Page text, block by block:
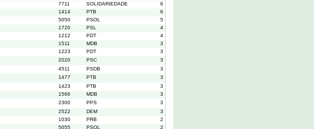
7711 SOLIDARIEDADE
6
1414 PTB
6
5050 PSOL
5
1720 PSL
4
1212 PDT
4
1511 MDB
3
1223 PDT
3
2020 PSC
3
4511 PSDB
3
1477 PTB
3
1423 PTB
3
1566 MDB
3
2300 PPS
3
2522 DEM
3
1030 PRB
2
5055 PSOL
2